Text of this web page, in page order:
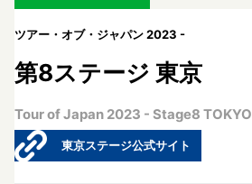
ツアー・オブ・ジャパン 2023 -
第8ステージ 東京
Tour of Japan 2023 - Stage8 TOKYO
東京ステージ公式サイト